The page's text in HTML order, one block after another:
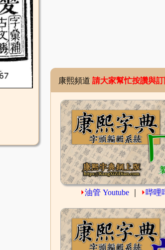
康熙頻道 請大家幫忙按讚與訂
⏵油管 Youtube ⏵哔哩